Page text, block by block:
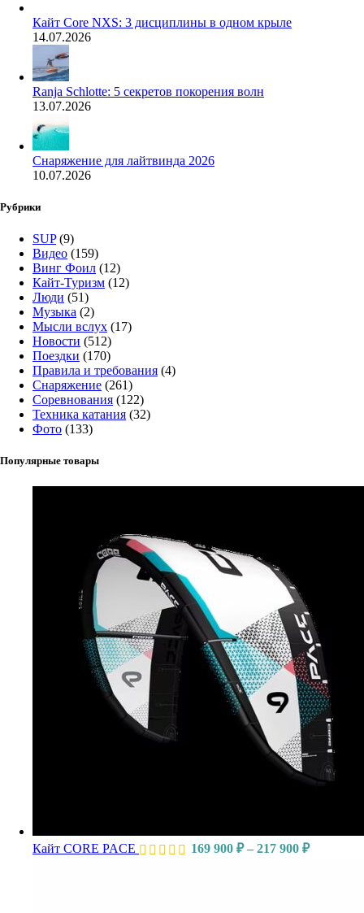
Кайт Core NXS: 3 дисциплины в одном крыле
14.07.2026
Ranja Schlotte: 5 секретов покорения волн
13.07.2026
Снаряжение для лайтвинда 2026
10.07.2026
Рубрики
SUP(9)
Видео (159)
Винг Фоил (12)
Кайт-Туризм (12)
Люди (51)
Музыка (2)
Мысли вслух (17)
Новости (512)
Поездки (170)
Правила и требования (4)
Снаряжение (261)
Соревнования (122)
Техника катания (32)
Фото (133)
Популярные товары
Кайт CORE PACE 169 900 ₽ – 217 900 ₽